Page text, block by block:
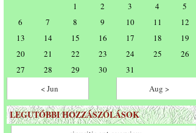
1 2 3 4
5
6
7 8 9 10 11
12
13
14 15 16 17 18
19
20
21 22 23 24 25
26
27
28 29 30
31
< Jun
Aug >
LEGUTÓBBI HOZZÁSZÓLÁSOK